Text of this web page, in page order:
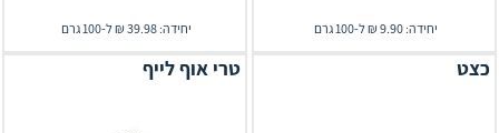
יחידה: 9.90 ₪ ל-100 גרם יחידה: 39.98 ₪ ל-100 גרם
כצט טרי אוף לייף